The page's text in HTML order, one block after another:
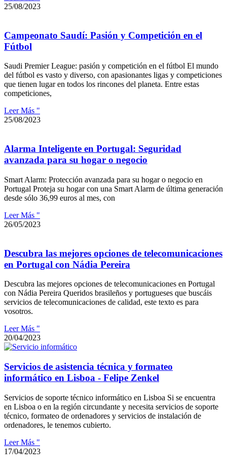
25/08/2023
Campeonato Saudí: Pasión y Competición en el
Fútbol
Saudi Premier League: pasión y competición en el fútbol El mundo
del fútbol es vasto y diverso, con apasionantes ligas y competiciones
que tienen lugar en todos los rincones del planeta. Entre estas
competiciones,
Leer Más "
25/08/2023
Alarma Inteligente en Portugal: Seguridad
avanzada para su hogar o negocio
Smart Alarm: Protección avanzada para su hogar o negocio en
Portugal Proteja su hogar con una Smart Alarm de última generación
desde sólo 36,99 euros al mes, con
Leer Más "
26/05/2023
Descubra las mejores opciones de telecomunicaciones
en Portugal con Nádia Pereira
Descubra las mejores opciones de telecomunicaciones en Portugal
con Nádia Pereira Queridos brasileños y portugueses que buscáis
servicios de telecomunicaciones de calidad, este texto es para
vosotros.
Leer Más "
20/04/2023
Servicios de asistencia técnica y formateo
informático en Lisboa - Felipe Zenkel
Servicios de soporte técnico informático en Lisboa Si se encuentra
en Lisboa o en la región circundante y necesita servicios de soporte
técnico, formateo de ordenadores y servicios de instalación de
ordenadores, le tenemos cubierto.
Leer Más "
17/04/2023